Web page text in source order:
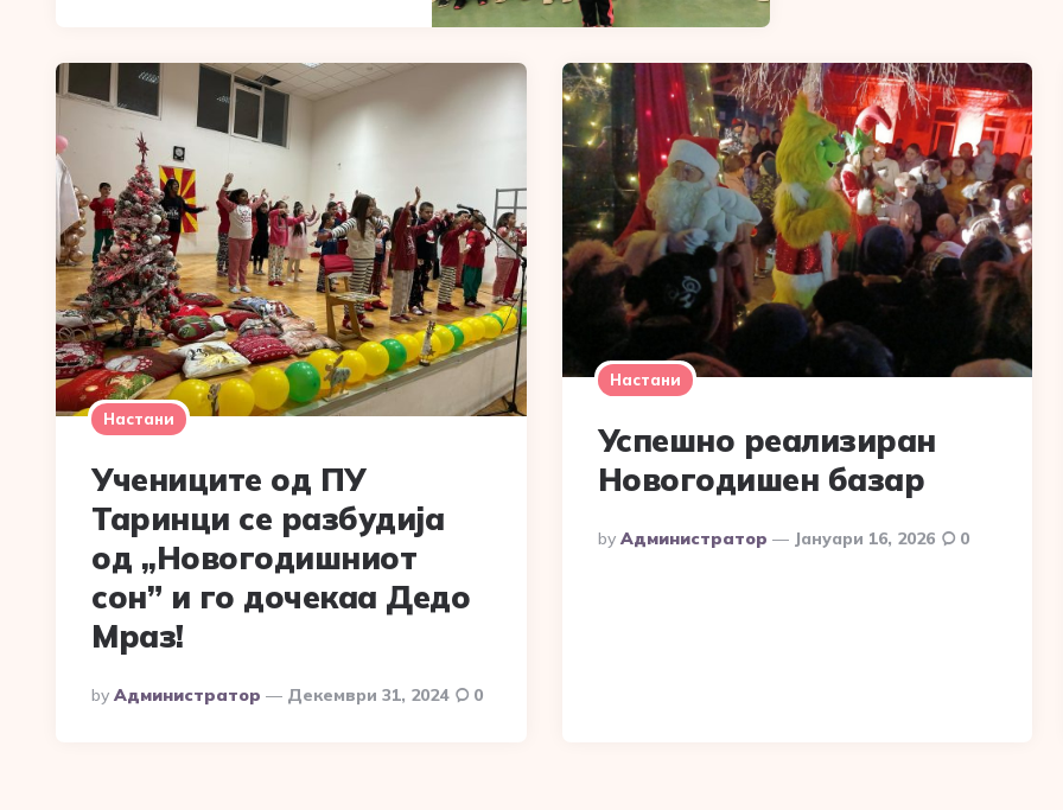
Настани
Учениците од ПУ
Таринци се разбудија
од ,,Новогодишниот
сон” и го дочекаа Дедо
Мраз!
Posted
By
By Администратор Декември 31, 2024 0
Настани
Успешно реализиран
Новогодишен базар
Posted
By
By Администратор Јануари 16, 2026 0